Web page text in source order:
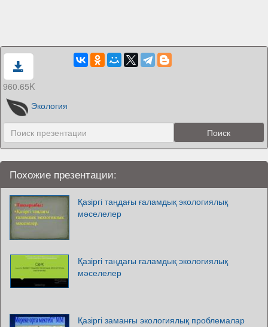
960.65K
Экология
Похожие презентации:
Қазіргі таңдағы ғаламдық экологиялық
мәселелер
Қазіргі таңдағы ғаламдық экологиялық
мәселелер
Қазіргі заманғы экологиялық проблемалар